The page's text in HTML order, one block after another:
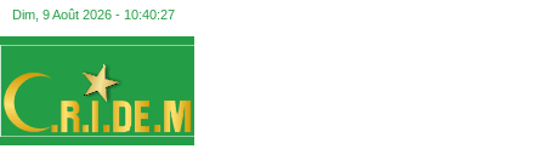
Dim, 9 Août 2026 - 10:40:28